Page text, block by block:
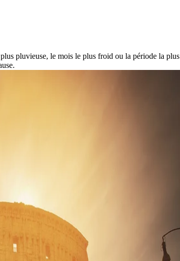
pluvieuse, le mois le plus froid ou la période la plus